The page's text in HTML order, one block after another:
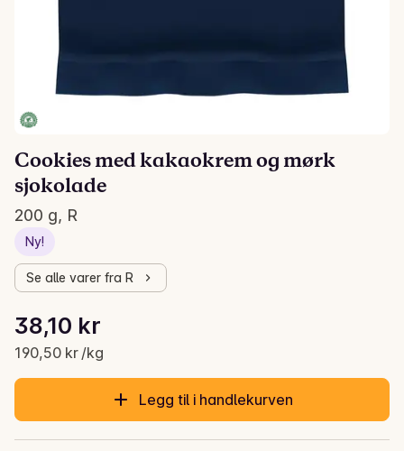
Cookies med kakaokrem og mørk
sjokolade
200 g, R
Ny!
Se alle varer fra R
Gjeldende pris er: 38,10 kr
38,10 kr
190,50 kr /kg
Stykkpris: 190,50 kr /kg
Legg til i handlekurven